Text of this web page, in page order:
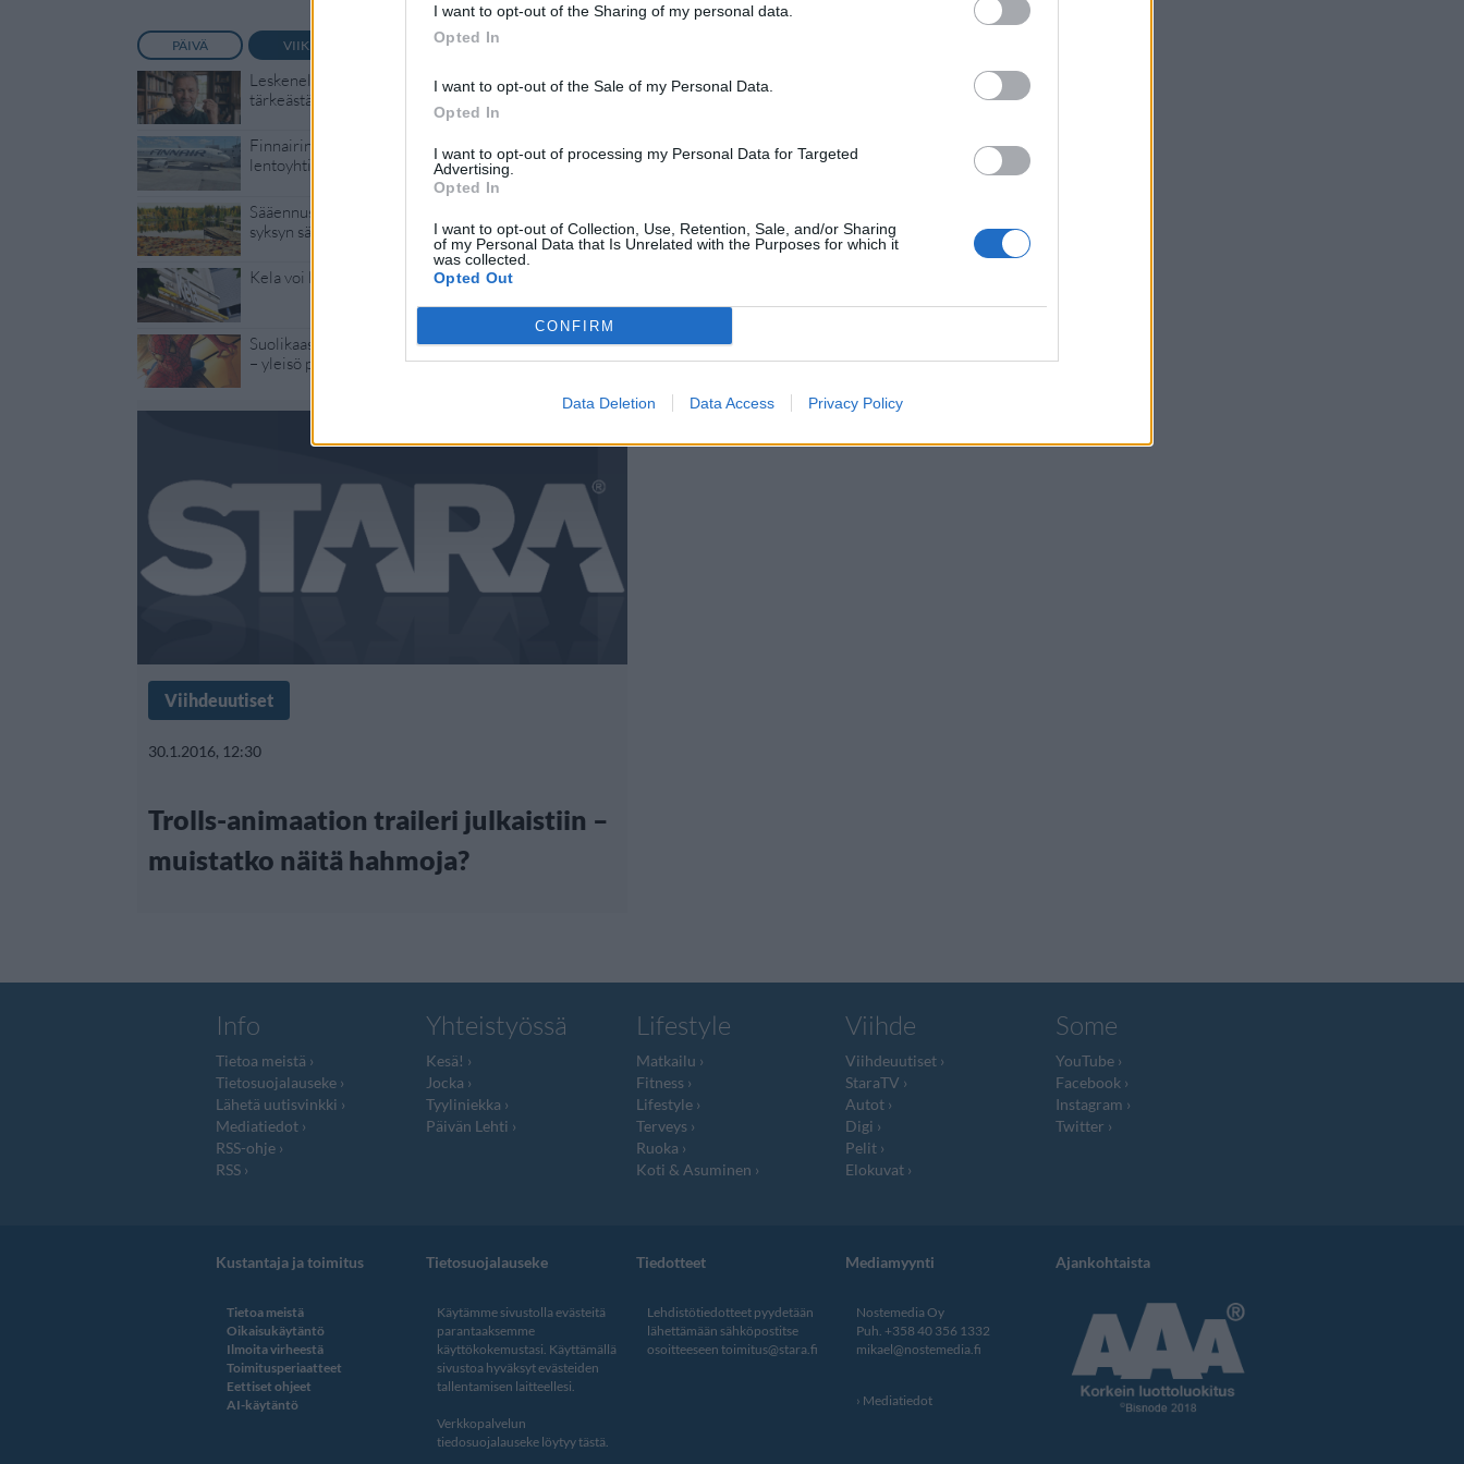
I want to opt-out of the Sharing of my personal data.
Opted In
I want to opt-out of the Sale of my Personal Data.
Opted In
I want to opt-out of processing my Personal Data for Targeted
Advertising.
Opted In
I want to opt-out of Collection, Use, Retention, Sale, and/or Sharing
of my Personal Data that Is Unrelated with the Purposes for which it
was collected.
Opted Out
CONFIRM
Data Deletion Data Access Privacy Policy
PÄIVÄ VIIKKO KUUKAUSI
Leskeneläke ei kuulu kaikille – Kela muistuttaa
tärkeästä ikärajasta
Finnairin lennoista osan lentää jatkossa toinen
lentoyhtiö – matkustajille tärkeä rajoitus
Sääennuste ulottuu nyt marraskuulle – tältä näyttää
syksyn sää
Kela voi leikata tukia ulkomaanmatkan vuoksi
Suolikaasun tuoksu levisi Spider-Man -näytöksessä
– yleisö poistui paikalta
Viihdeuutiset
30.1.2016, 12:30
Trolls-animaation traileri julkaistiin –
muistatko näitä hahmoja?
Info
Tietoa meistä
Tietosuojalauseke
Lähetä uutisvinkki
Mediatiedot
RSS-ohje
RSS
Yhteistyössä
Kesä!
Jocka
Tyyliniekka
Päivän Lehti
Lifestyle
Matkailu
Fitness
Lifestyle
Terveys
Ruoka
Koti & Asuminen
Viihde
Viihdeuutiset
StaraTV
Autot
Digi
Pelit
Elokuvat
Some
YouTube
Facebook
Instagram
Twitter
Kustantaja ja toimitus
Tietoa meistä
Oikaisukäytäntö
Ilmoita virheestä
Toimitusperiaatteet
Eettiset ohjeet
AI-käytäntö
Tietosuojalauseke
Käytämme sivustolla evästeitä
parantaaksemme
käyttökokemustasi. Käyttämällä
sivustoa hyväksyt evästeiden
tallentamisen laitteellesi.
Verkkopalvelun
tiedosuojalauseke löytyy tästä.
Tiedotteet
Lehdistötiedotteet pyydetään
lähettämään sähköpostitse
osoitteeseen toimitus@stara.fi
Mediamyynti
Nostemedia Oy
Puh. +358 40 356 1332
mikael@nostemedia.fi
Mediatiedot
Ajankohtaista